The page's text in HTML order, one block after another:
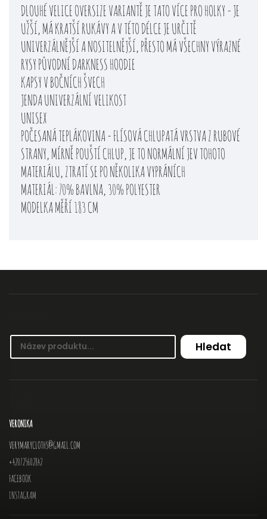
DLOUHÉ VELICE OVERSIZE VARIANTĚ JE TATO VÍCE PRO HOLKY - JE
UŽŠÍ, MÁ KRATŠÍ RUKÁVY A V TÉTO DÉLCE JE URČITĚ
UNIVERZÁLNĚJŠÍ A NOSITELNĚJŠÍ, PŘESTO MÁ VŠECHNY VÝRAZNÉ
RYSY PŮVODNÍ DARKNESS HOODIE
KAPSY V BOČNÍCH ŠVECH
JENDA UNIVERZÁLNÍ VELIKOST
UNISEX
POČESANÁ TEPLÁKOVINA - FLÍSOVÁ CHLUPATÁ VRSTVA Z RUBOVÉ
STRANY, MÍRNĚ POUŠTÍ CHLUP, JE TO NORMÁLNÍ JEV TOHOTO
MATERIÁLU, ZTRATÍ SE PO NĚKOLIKA VYPRÁNÍCH
MATERIÁL: 70% BAVLNA, 30% POLYESTER
MODELKA MĚŘÍ 183 CM
Hledat
VERONIKA
VERYMARYCLOTHS@GMAIL.COM
+420725602842
FACEBOOK
INSTAGRAM